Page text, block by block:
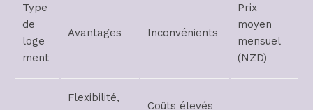
Type
de
loge
ment
Avantages Inconvénients
Prix
moyen
mensuel
(NZD)
Flexibilité,
Coûts élevés